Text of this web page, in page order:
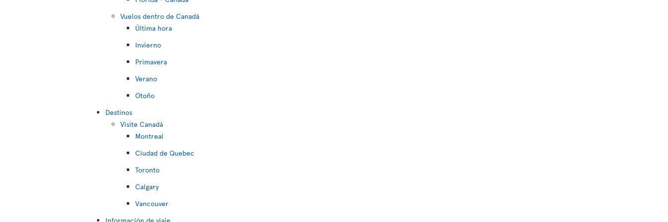
Vuelos dentro de Canadá
Última hora
Invierno
Primavera
Verano
Otoño
Destinos
Visite Canadá
Montreal
Ciudad de Quebec
Toronto
Calgary
Vancouver